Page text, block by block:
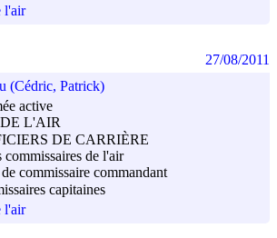
l'air
(Cédric, Patrick)
active
L'AIR
DE CARRIÈRE
commissaires de l'air
commissaire commandant
capitaines
l'air
27/08/2011